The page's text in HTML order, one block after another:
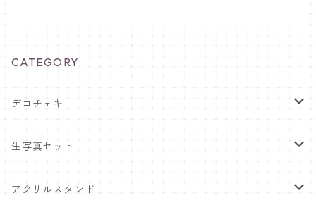
CATEGORY
デコチェキ
25夏 衣装
25.5 セーラー服
生写真セット
25夏 衣装
アクリルスタンド